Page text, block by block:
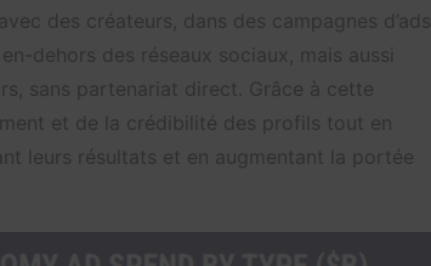
des créateurs, dans des campagnes d’ads
dehors des réseaux sociaux, mais aussi
sans partenariat direct. Grâce à cette
et de la crédibilité des profils tout en
leurs résultats et en augmentant la portée